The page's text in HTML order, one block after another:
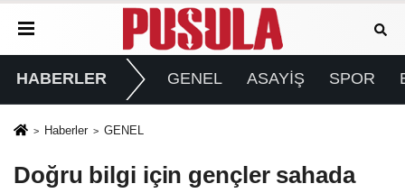
HABERLER GENEL ASAYİŞ SPOR
Haberler GENEL
Doğru bilgi için gençler sahada